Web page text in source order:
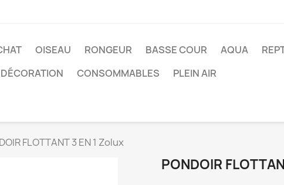
OISEAU RONGEUR BASSE COUR AQUA
DÉCORATION CONSOMMABLES PLEIN AIR
FLOTTANT 3 EN 1 Zolux
PONDOIR